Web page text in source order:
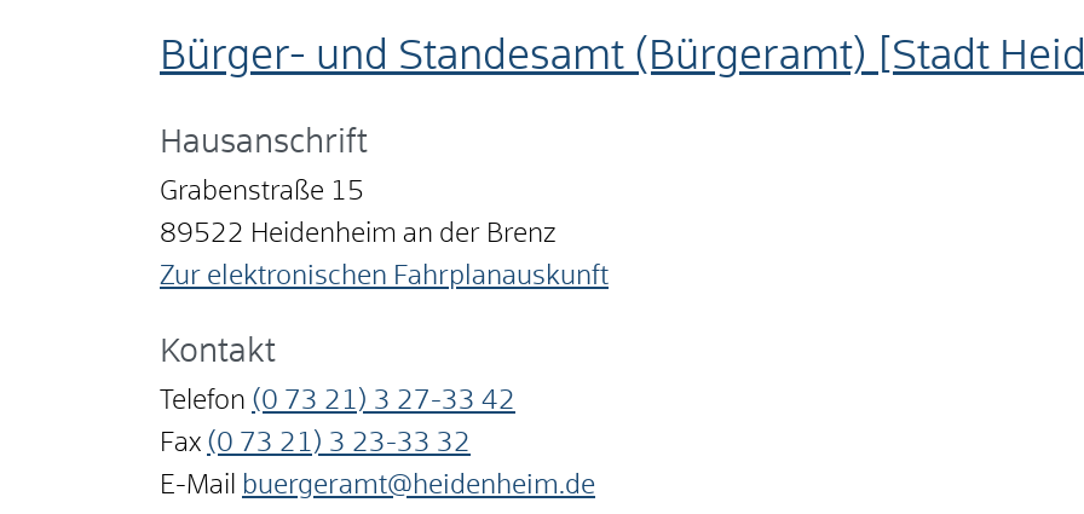
Bürger- und Standesamt (Bürgeramt) [Stadt
Hausanschrift
Grabenstraße 15
89522 Heidenheim an der Brenz
Zur elektronischen Fahrplanauskunft
Kontakt
Telefon (0 73 21) 3 27-33 42
Fax (0 73 21) 3 23-33 32
E-Mail
buergeramt@heidenheim.de